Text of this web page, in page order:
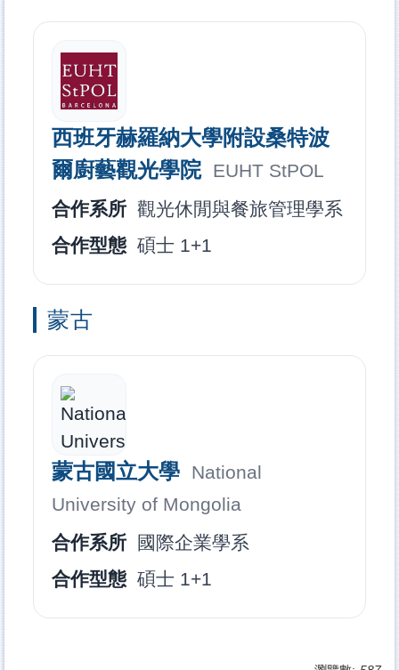
西班牙赫羅納大學附設桑特波
爾廚藝觀光學院 EUHT StPOL
合作系所 觀光休閒與餐旅管理學系
合作型態 碩士 1+1
蒙古
蒙古國立大學 National
University of Mongolia
合作系所
國際企業學系
合作型態 碩士 1+1